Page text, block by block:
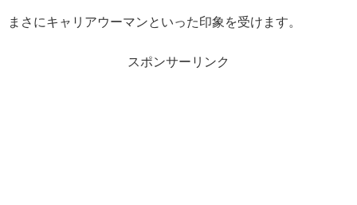
まさにキャリアウーマンといった印象を受けます。
スポンサーリンク